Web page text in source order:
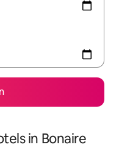
in Bonaire